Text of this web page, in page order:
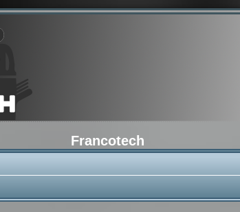
Francotech